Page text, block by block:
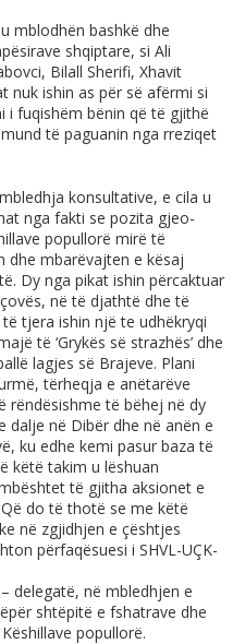
mblodhën bashkë dhe
shqiptare, si Ali
Bilall Sherifi, Xhavit
nuk ishin as për së afërmi si
i fuqishëm bënin që të gjithë
të paguanin nga rreziqet
konsultative, e cila u
nga fakti se pozita gjeo-
popullorë mirë të
dhe mbarëvajten e kësaj
Dy nga pikat ishin përcaktuar
në të djathtë dhe të
tjera ishin një te udhëkryqi
të ‘Grykës së strazhës’ dhe
lagjes së Brajeve. Plani
tërheqja e anëtarëve
rëndësishme të bëhej në dy
dalje në Dibër dhe në anën e
ku edhe kemi pasur baza të
këtë takim u lëshuan
të gjitha aksionet e
do të thotë se me këtë
në zgjidhjen e çështjes
përfaqësuesi i SHVL-UÇK-
delegatë, në mbledhjen e
shtëpitë e fshatrave dhe
popullorë.